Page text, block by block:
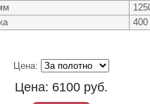
400
Цена:
Цена: 6100 руб.